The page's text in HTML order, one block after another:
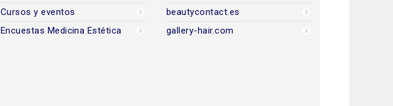
Cursos y eventos
Encuestas Medicina Estética
beautycontact.es
gallery-hair.com